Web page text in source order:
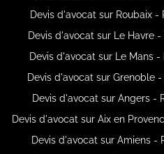
Devis d'avocat sur Roubaix
Devis d'avocat sur Le Havre
Devis d'avocat sur Le Mans
Devis d'avocat sur Grenoble
Devis d'avocat sur Angers -
Devis d'avocat sur Aix en
Devis d'avocat sur Amiens -